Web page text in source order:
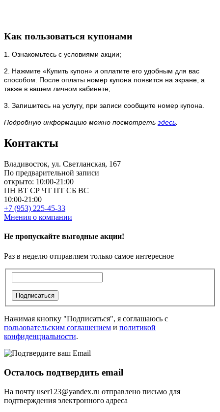
Как пользоваться купонами
1. Ознакомьтесь с условиями акции;
2. Нажмите «Купить купон» и оплатите его удобным для вас
способом. После оплаты номер купона появится на экране, а
также в вашем личном кабинете;
3. Запишитесь на услугу, при записи сообщите номер купона.
Подробную информацию можно посмотреть здесь.
Контакты
Владивосток, ул. Светланская, 167
По предварительной записи
открыто: 10:00-21:00
ПН ВТ СР ЧТ ПТ СБ ВС
10:00-21:00
+7 (953) 225-45-33
Мнения о компании
Не пропускайте выгодные акции!
Раз в неделю отправляем только самое интересное
Подписаться
Нажимая кнопку "Подписаться", я соглашаюсь с
пользовательским соглашением и политикой
конфиденциальности.
Осталось подтвердить email
На почту user123@yandex.ru отправлено письмо для
подтверждения электронного адреса